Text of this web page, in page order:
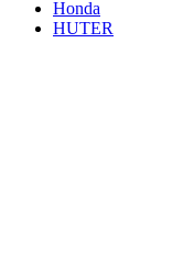
Honda
HUTER